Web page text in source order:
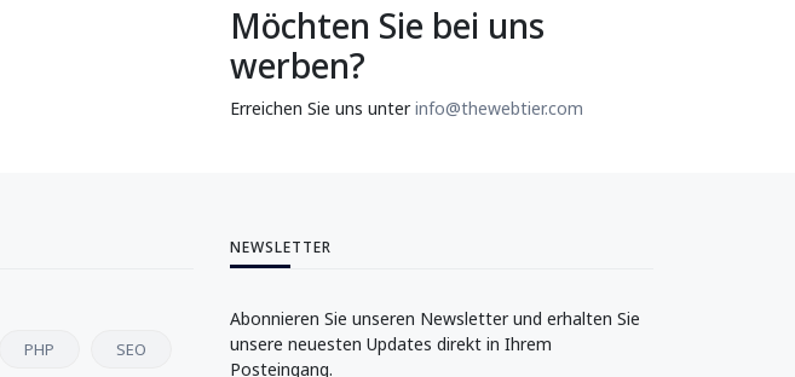
Möchten Sie bei uns
werben?
Erreichen Sie uns unterinfo@thewebtier.com
PHP SEO
NEWSLETTER
Abonnieren Sie unseren Newsletter und erhalten Sie
unsere neuesten Updates direkt in Ihrem
Posteingang.